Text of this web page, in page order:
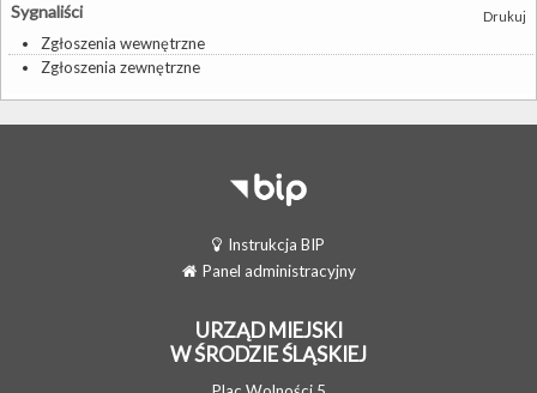
Drukuj
Sygnaliści
Zgłoszenia wewnętrzne
Zgłoszenia zewnętrzne
Instrukcja BIP
Panel administracyjny
URZĄD MIEJSKI
W ŚRODZIE ŚLĄSKIEJ